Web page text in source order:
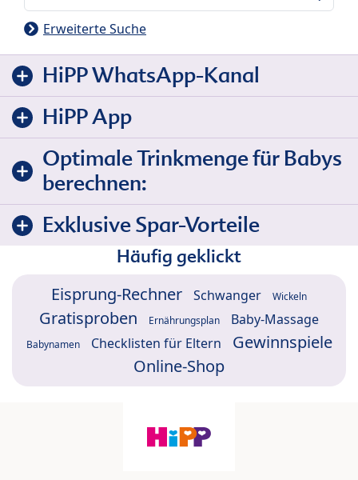
Erweiterte Suche
HiPP WhatsApp-Kanal
HiPP App
Optimale Trinkmenge für Babys
berechnen:
Exklusive Spar-Vorteile
Häufig geklickt
Eisprung-Rechner Schwanger Wickeln
Gratisproben Ernährungsplan Baby-Massage
Babynamen Checklisten für Eltern
Gewinnspiele
Online-Shop